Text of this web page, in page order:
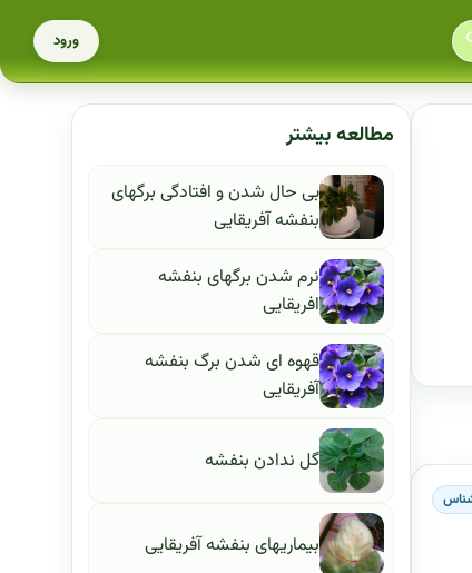
ورود
مطالعه بیشتر
بی حال شدن و افتادگی برگهای
بنفشه آفریقایی
نرم شدن برگهای بنفشه
افریقایی
قهوه ای شدن برگ بنفشه
آفریقایی
گل ندادن بنفشه
بیماریهای بنفشه آفریقایی